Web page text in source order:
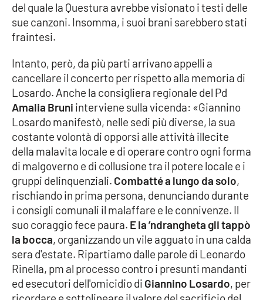
Good Morning Vietnam
Leggendo Alvaro insieme
Imprese Di Calabria
Le perfidie di Antonella Grippo
Venti di comunicazione
STREAMING
LaC TV
LaC Network
del quale la Questura avrebbe visionato i testi delle
sue canzoni. Insomma, i suoi brani sarebbero stati
fraintesi.
Intanto, però, da più parti arrivano appelli a
cancellare il concerto per rispetto alla memoria di
Losardo. Anche la consigliera regionale del Pd
Amalia Bruni interviene sulla vicenda: «Giannino
Losardo manifestò, nelle sedi più diverse, la sua
costante volontà di opporsi alle attività illecite
della malavita locale e di operare contro ogni forma
di malgoverno e di collusione tra il potere locale e i
gruppi delinquenziali. Combatté a lungo da solo,
rischiando in prima persona, denunciando durante
i consigli comunali il malaffare e le connivenze. Il
suo coraggio fece paura. E la ’ndrangheta gli tappò
la bocca, organizzando un vile agguato in una calda
sera d'estate. Ripartiamo dalle parole di Leonardo
Rinella, pm al processo contro i presunti mandanti
ed esecutori dell'omicidio di Giannino Losardo, per